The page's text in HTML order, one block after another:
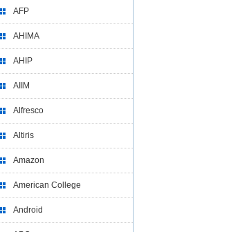
AFP
AHIMA
AHIP
AIIM
Alfresco
Altiris
Amazon
American College
Android